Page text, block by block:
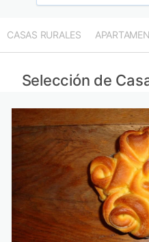
Casas rurales en Loiret
Casas rurales en Morvan
Casas rurales en Indre y
CASAS RURALES
Selección de